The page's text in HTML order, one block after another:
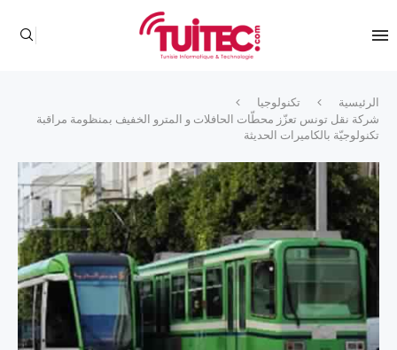
الرئيسية
تكنولوجيا
شركة نقل تونس تعزّز محطّات الحافلات و المترو الخفيف بمنظومة مراقبة
تكنولوجيّة بالكاميرات الحديثة